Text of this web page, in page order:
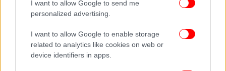
I want to allow Google to send me
personalized advertising.
I want to allow Google to enable storage
related to analytics like cookies on web or
device identifiers in apps.